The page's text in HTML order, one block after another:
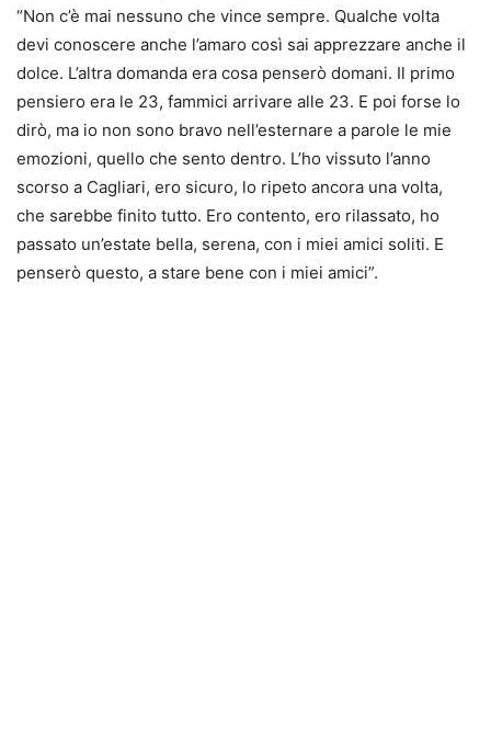
“Non c’è mai nessuno che vince sempre. Qualche volta
devi conoscere anche l’amaro così sai apprezzare anche il
dolce. L’altra domanda era cosa penserò domani. Il primo
pensiero era le 23, fammici arrivare alle 23. E poi forse lo
dirò, ma io non sono bravo nell’esternare a parole le mie
emozioni, quello che sento dentro. L’ho vissuto l’anno
scorso a Cagliari, ero sicuro, lo ripeto ancora una volta,
che sarebbe finito tutto. Ero contento, ero rilassato, ho
passato un’estate bella, serena, con i miei amici soliti. E
penserò questo, a stare bene con i miei amici”.